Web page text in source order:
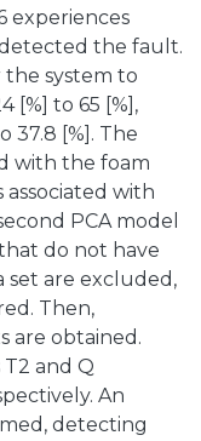
experiences
the fault.
system to
[%] to 65 [%],
37.8 [%]. The
with the foam
associated with
PCA model
do not have
set are excluded,
Then,
are obtained.
and Q
An
detecting